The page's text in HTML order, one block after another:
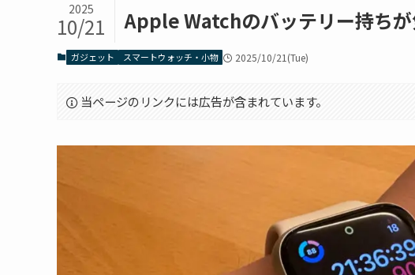
Apple Watchのバッテリー持ち
2025
10/21
ガジェット スマートウォッチ・小物 2025/10/21(Tue)
当ページのリンクには広告が含まれています。